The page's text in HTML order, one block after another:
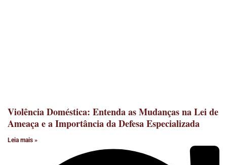
Violência Doméstica: Entenda as Mudanças na Lei de
Ameaça e a Importância da Defesa Especializada
Leia mais »